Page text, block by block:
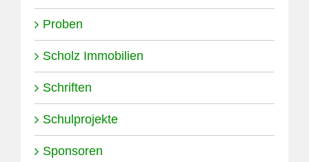
Proben
Scholz Immobilien
Schriften
Schulprojekte
Sponsoren